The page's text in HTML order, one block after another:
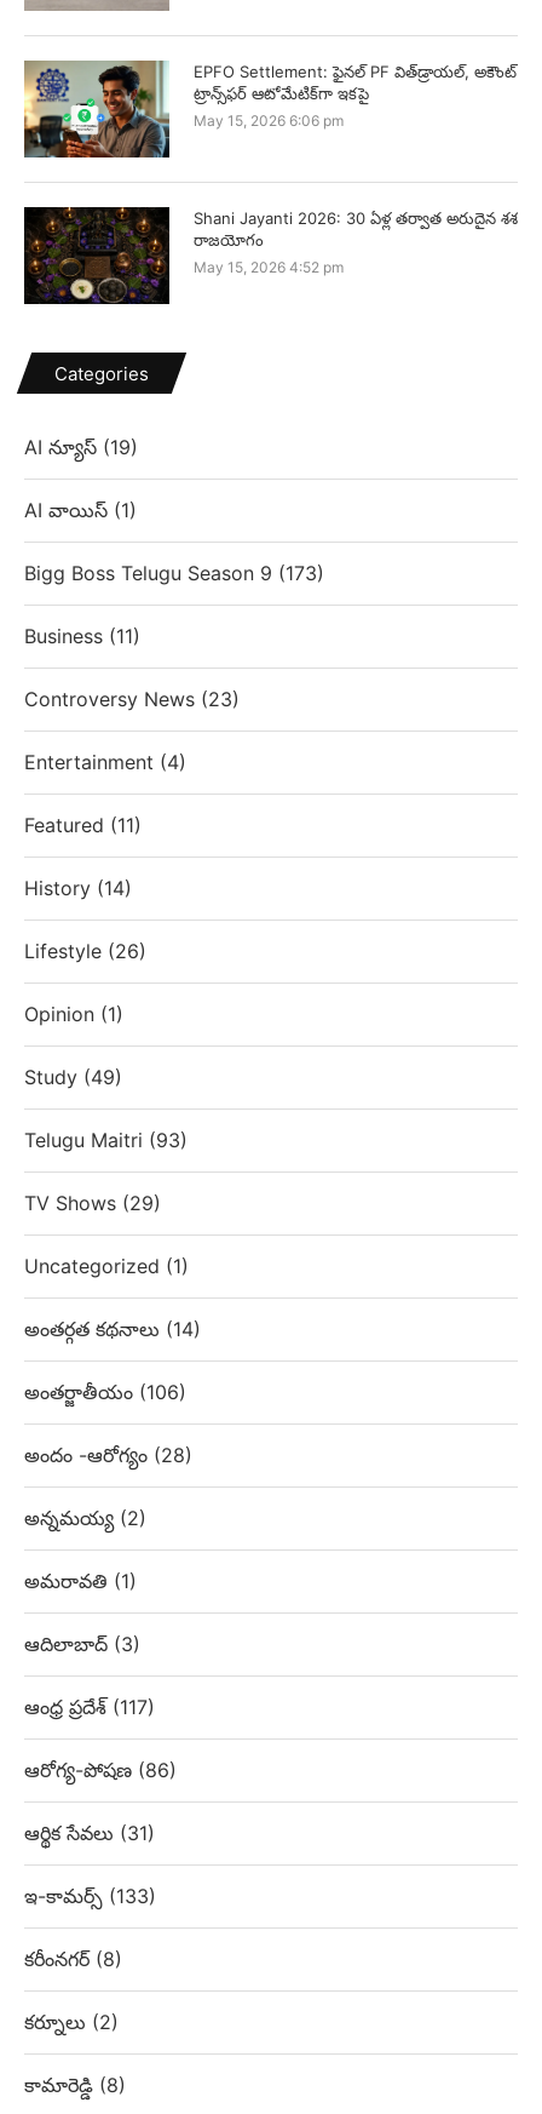
EPFO Settlement: ఫైనల్ PF విత్‌డ్రాయల్, అకౌంట్
ట్రాన్స్‌ఫర్ ఆటోమేటిక్‌గా ఇకపై
May 15, 2026 6:06 pm
Shani Jayanti 2026: 30 ఏళ్ల తర్వాత అరుదైన శశ
రాజయోగం
May 15, 2026 4:52 pm
Categories
AI న్యూస్ (19)
AI వాయిస్ (1)
Bigg Boss Telugu Season 9 (173)
Business (11)
Controversy News (23)
Entertainment (4)
Featured (11)
History (14)
Lifestyle (26)
Opinion (1)
Study (49)
Telugu Maitri (93)
TV Shows (29)
Uncategorized (1)
అంతర్గత కథనాలు (14)
అంతర్జాతీయం (106)
అందం -ఆరోగ్యం (28)
అన్నమయ్య (2)
అమరావతి (1)
ఆదిలాబాద్ (3)
ఆంధ్ర ప్రదేశ్ (117)
ఆరోగ్య-పోషణ (86)
ఆర్థిక సేవలు (31)
ఇ-కామర్స్ (133)
కరీంనగర్ (8)
కర్నూలు (2)
కామారెడ్డి (8)